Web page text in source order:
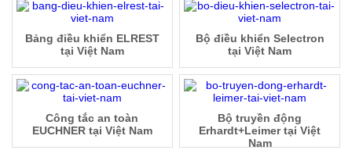
Bộ điều khiển Selectron
tại Việt Nam
Bảng điều khiển ELREST
tại Việt Nam
Bộ truyền động
Erhardt+Leimer tại Việt
Nam
Công tắc an toàn
EUCHNER tại Việt Nam